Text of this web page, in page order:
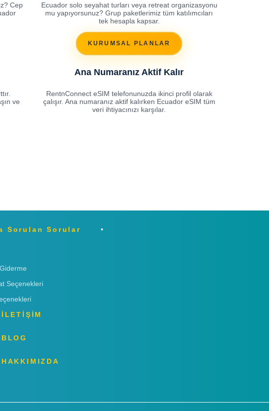
Cep
Ecuador solo seyahat turları veya retreat organizasyonu
mu yapıyorsunuz? Grup paketlerimiz tüm katılımcıları
tek hesapla kapsar.
KURUMSAL PLANLAR
ve
Ana Numaranız Aktif Kalır
RentnConnect eSIM telefonunuzda ikinci profil olarak
çalışır. Ana numaranız aktif kalırken Ecuador eSIM tüm
veri ihtiyacınızı karşılar.
Sorulan Sorular
Seçenekleri
İLETİŞİM
BLOG
HAKKIMIZDA